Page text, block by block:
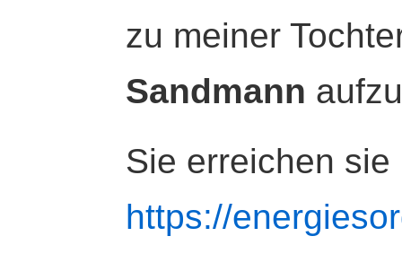
zu meiner
Sandmann
Sie erreichen sie
https://